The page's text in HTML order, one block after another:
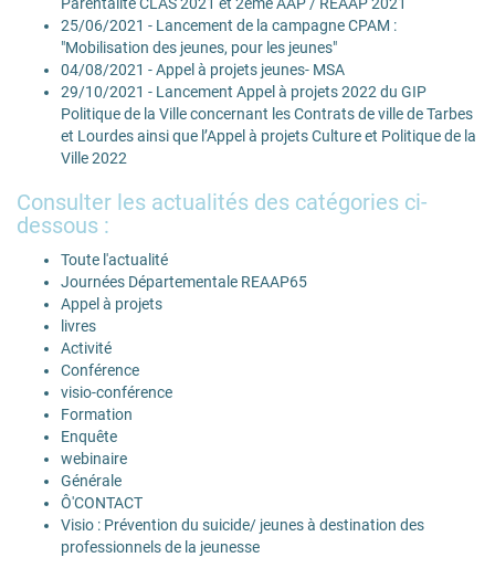
25/06/2021 - Lancement de la campagne CPAM :
"Mobilisation des jeunes, pour les jeunes"
04/08/2021 - Appel à projets jeunes- MSA
29/10/2021 - Lancement Appel à projets 2022 du GIP
Politique de la Ville concernant les Contrats de ville de Tarbes
et Lourdes ainsi que l’Appel à projets Culture et Politique de la
Ville 2022
Consulter les actualités des catégories ci-
dessous :
Toute l'actualité
Journées Départementale REAAP65
Appel à projets
livres
Activité
Conférence
visio-conférence
Formation
Enquête
webinaire
Générale
Ô'CONTACT
Visio : Prévention du suicide/ jeunes à destination des
professionnels de la jeunesse